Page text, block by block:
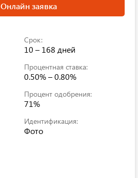
Онлайн заявка
Срок:
10 – 168 дней
Процентная ставка:
0.50% – 0.80%
Процент одобрения:
71%
Идентификация:
Фото